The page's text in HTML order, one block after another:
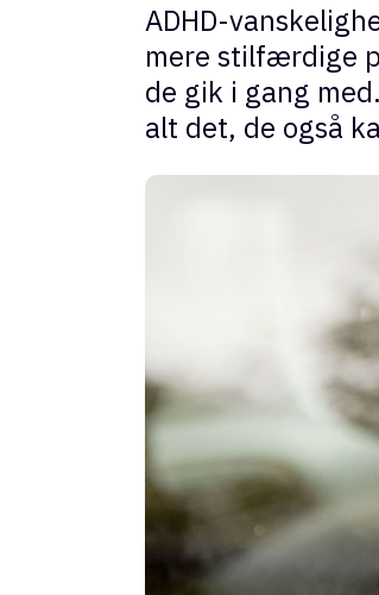
ADHD-
mere stilfærdige
de gik i gang
alt det, de også